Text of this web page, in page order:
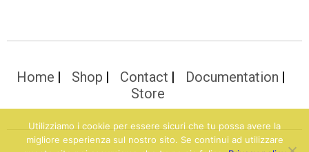
Home Shop Contact
Documentation
Store
Utilizziamo i cookie per essere sicuri che tu possa avere la
migliore esperienza sul nostro sito. Se continui ad utilizzare